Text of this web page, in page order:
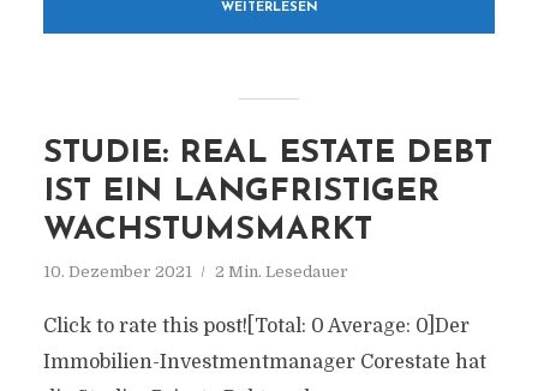
WEITERLESEN
STUDIE: REAL ESTATE DEBT
IST EIN LANGFRISTIGER
WACHSTUMSMARKT
10. Dezember 2021 2 Min. Lesedauer
Click to rate this post![Total: 0 Average: 0]Der
Immobilien-Investmentmanager Corestate hat